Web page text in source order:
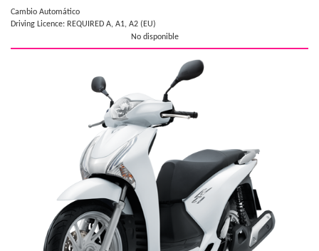
Cambio Automático
Driving Licence: REQUIRED A, A1, A2 (EU)
No disponible